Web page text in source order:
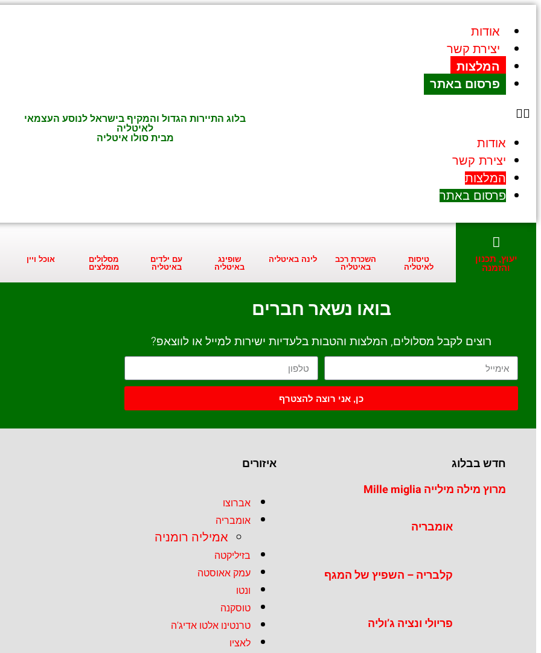
אודות
יצירת קשר
המלצות
פרסום באתר
אודות
יצירת קשר
המלצות
פרסום באתר
בלוג התיירות הגדול והמקיף בישראל לנוסע העצמאי
לאיטליה
מבית סולו איטליה
יעוץ, תכנון
והזמנה
טיסות
לאיטליה
השכרת רכב
באיטליה
לינה באיטליה
שופינג
באיטליה
עם ילדים
באיטליה
מסלולים
מומלצים
אוכל ויין
בואו נשאר חברים
רוצים לקבל מסלולים, המלצות והטבות בלעדיות ישירות למייל או לווצאפ?
כן, אני רוצה להצטרף
חדש בבלוג
מרוץ מילה מילייה Mille miglia
אומבריה
קלבריה – השפיץ של המגף
פריולי ונציה ג’וליה
איזורים
אברוצו
אומבריה
אמיליה רומניה
בזיליקטה
עמק אאוסטה
ונטו
טוסקנה
טרנטינו אלטו אדיג’ה
לאציו